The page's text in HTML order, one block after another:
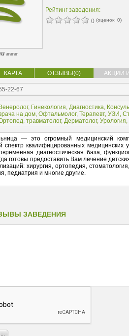
Рейтинг заведения:
0 (оценок: 0)
КАРТА ОТЗЫВЫ(0) АКЦИИ
22-67
Венеролог, Гинекология, Диагностика,
на дом, Офтальмолог, Терапевт, УЗИ ,
травматолог, Дерматолог, Урология,
— это огромный медицинский
спектр квалифицированных медицинских
диагностическая база,
готовы предоставить Вам лечение
хирургия, ортопедия,
педиатрия и многие другие.
ЗАВЕДЕНИЯ